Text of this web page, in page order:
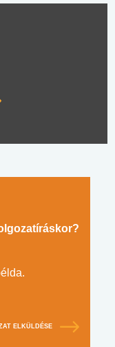
ELKÜLDÉSE